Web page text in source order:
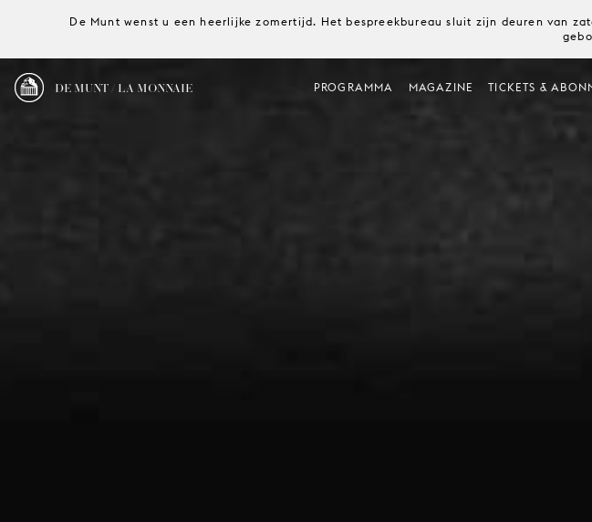
De Munt wenst u een heerlijke zomertijd. Het bespreekbureau sluit zijn deuren van
DE MUNT / LA MONNAIE PROGRAMMA MAGAZINE TICKETS &